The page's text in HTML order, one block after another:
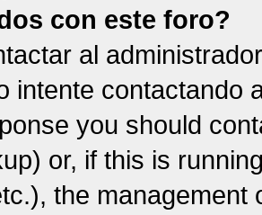
con este foro?
al
intente contactando
you should
or, if this is
the management